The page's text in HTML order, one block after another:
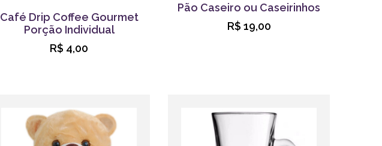
Café Drip Coffee Gourmet
Porção Individual
R$ 4,00
Pão Caseiro ou Caseirinhos
R$ 19,00